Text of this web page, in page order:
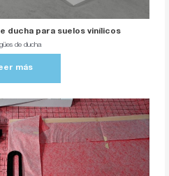
ducha para suelos vinílicos
de ducha
más